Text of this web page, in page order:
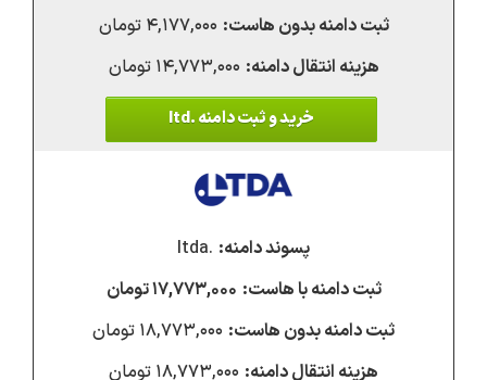
۴,۱۷۷,۰۰۰ تومان
۱۴,۷۷۳,۰۰۰ تومان
خرید و ثبت دامنه .ltd
.ltda
۱۷,۷۷۳,۰۰۰ تومان
۱۸,۷۷۳,۰۰۰ تومان
۱۸,۷۷۳,۰۰۰ تومان